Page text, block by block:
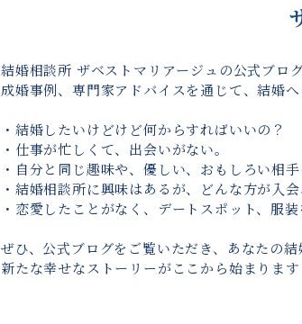
結婚相談所 ザベストマリアージュの公式ブロ
成婚事例、専門家アドバイスを通じて、結婚
・結婚したいけどけど何からすればいいの？
・仕事が忙しくて、出会いがない。
・自分と同じ趣味や、優しい、おもしろい相手
・結婚相談所に興味はあるが、どんな方が入
・恋愛したことがなく、デートスポット、服
ぜひ、公式ブログをご覧いただき、あなたの
新たな幸せなストーリーがここから始まります